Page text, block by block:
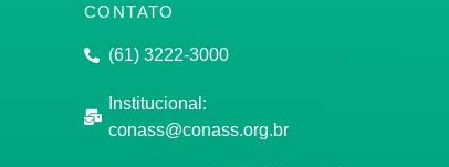
CONTATO
(61) 3222-3000
Institucional:
conass@conass.org.br